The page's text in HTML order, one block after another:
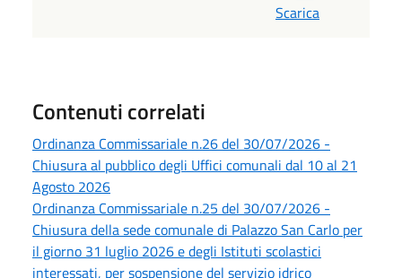
Scarica
Contenuti correlati
Ordinanza Commissariale n.26 del 30/07/2026 -
Chiusura al pubblico degli Uffici comunali dal 10 al 21
Agosto 2026
Ordinanza Commissariale n.25 del 30/07/2026 -
Chiusura della sede comunale di Palazzo San Carlo per
il giorno 31 luglio 2026 e degli Istituti scolastici
interessati, per sospensione del servizio idrico